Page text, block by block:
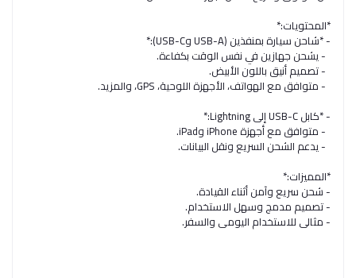
*المحتويات:*
- *شاحن سيارة بمنفذين (USB-A وUSB-C):*
- يشحن جهازين في نفس الوقت بكفاءة.
- تصميم أنيق باللون الأبيض.
- متوافق مع الهواتف، الأجهزة اللوحية، GPS، والمزيد.
- *كابل USB-C إلى Lightning:*
- متوافق مع أجهزة iPhone وiPad.
- يدعم الشحن السريع ونقل البيانات.
*المميزات:*
- شحن سريع وآمن أثناء القيادة.
- تصميم مدمج وسهل الاستخدام.
- مثالي للاستخدام اليومي والسفر.